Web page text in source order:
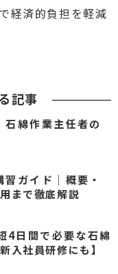
経済的負担を軽減
記事
石綿作業主任者の
ガイド｜概要・
まで徹底解説
4日間で必要な石綿
入社員研修にも】